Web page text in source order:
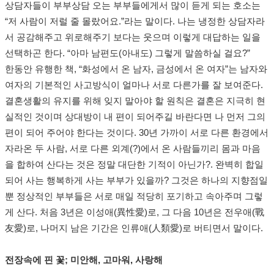
상담자들이 부부상담 오는 부부들에게서 많이 듣게 되는 호소는
“저 사람이 저럴 줄 몰랐어요.”라는 말이다. 나는 냉정한 상담자라
서 공감해주고 위로해주기 보다는 웃으며 이렇게 대답하는 일을
선택하곤 한다. “아마 남편도(아내도) 그렇게 말씀하실 걸요?”
한동안 유행한 책, “화성에서 온 남자, 금성에서 온 여자”는 남자와
여자의 기본적인 사고방식이 얼마나 서로 다른가를 잘 보여준다.
결혼생활의 유지를 위해 잊지 말아야 할 원칙은 결혼은 지극히 현
실적인 것이며 상대방이 내 편이 되어주길 바란다면 나 먼저 그의
편이 되어 주어야 한다는 것이다. 30년 가까이 서로 다른 환경에서
자라온 두 사람, 서로 다른 외계(?)에서 온 사람들끼리 몸과 마음
을 합하여 산다는 것은 정말 대단한 기적이 아닌가?. 완벽히 합일
되어 사는 행복하게 사는 부부가 있을까? 그것은 하나의 지향점일
뿐 정상적인 부부들은 서로 매일 적당히 포기하고 속아주며 그렇
게 산다. 처음 3년은 이성애(異性愛)로, 그 다음 10년은 전우애(戰
友愛)로, 나머지 남은 기간은 인류애(人類愛)로 버티면서 말이다.
전장속에 핀 꽃; 미안해, 고마워, 사랑해